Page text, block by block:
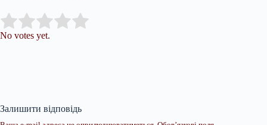
Rate this item:
No votes yet.
Залишити відповідь